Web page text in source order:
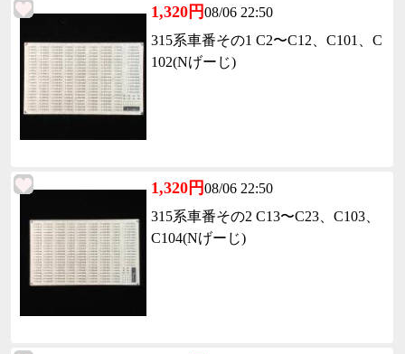
1,320円08/06 22:50
315系車番その1 C2〜C12、C101、C
102(Nげーじ)
1,320円08/06 22:50
315系車番その2 C13〜C23、C103、
C104(Nげーじ)